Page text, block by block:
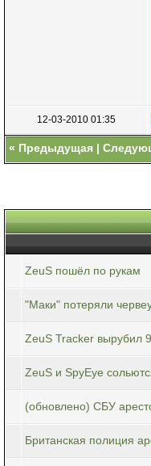
12-03-2010 01:35
« Предыдущая |
ZeuS пошёл по рукам
"Маки" потеряли
ZeuS Tracker вырубил
ZeuS и SpyEye
(обновлено) СБУ
Британская полиция